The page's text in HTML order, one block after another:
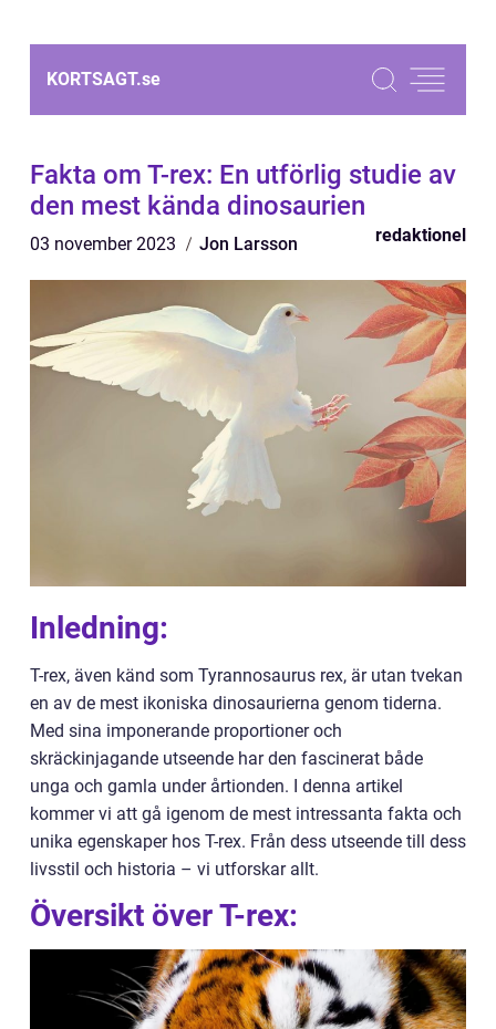
KORTSAGT.se
Fakta om T-rex: En utförlig studie av
den mest kända dinosaurien
03 november 2023 Jon Larsson redaktionel
Inledning:
T-rex, även känd som Tyrannosaurus rex, är utan tvekan
en av de mest ikoniska dinosaurierna genom tiderna.
Med sina imponerande proportioner och
skräckinjagande utseende har den fascinerat både
unga och gamla under årtionden. I denna artikel
kommer vi att gå igenom de mest intressanta fakta och
unika egenskaper hos T-rex. Från dess utseende till dess
livsstil och historia – vi utforskar allt.
Översikt över T-rex: